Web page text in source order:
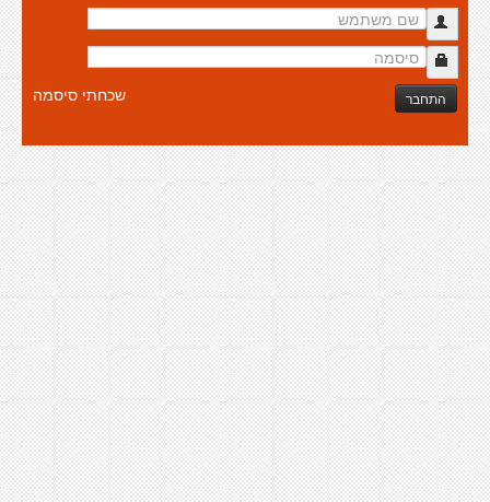
התחבר שכחתי סיסמה